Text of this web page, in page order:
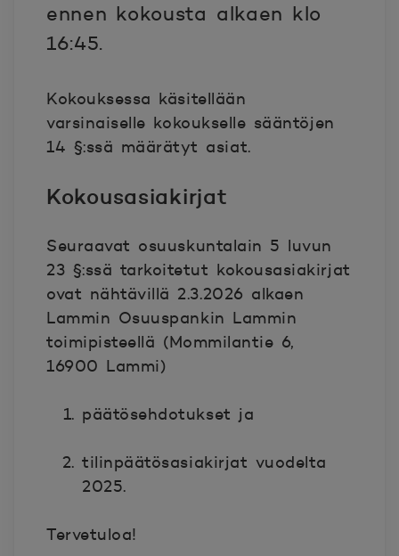
ennen kokousta alkaen klo
16:45.
Kokouksessa käsitellään
varsinaiselle kokoukselle sääntöjen
14 §:ssä määrätyt asiat.
Kokousasiakirjat
Seuraavat osuuskuntalain 5 luvun
23 §:ssä tarkoitetut kokousasiakirjat
ovat nähtävillä 2.3.2026 alkaen
Lammin Osuuspankin Lammin
toimipisteellä (Mommilantie 6,
16900 Lammi)
päätösehdotukset ja
tilinpäätösasiakirjat vuodelta
2025.
Tervetuloa!